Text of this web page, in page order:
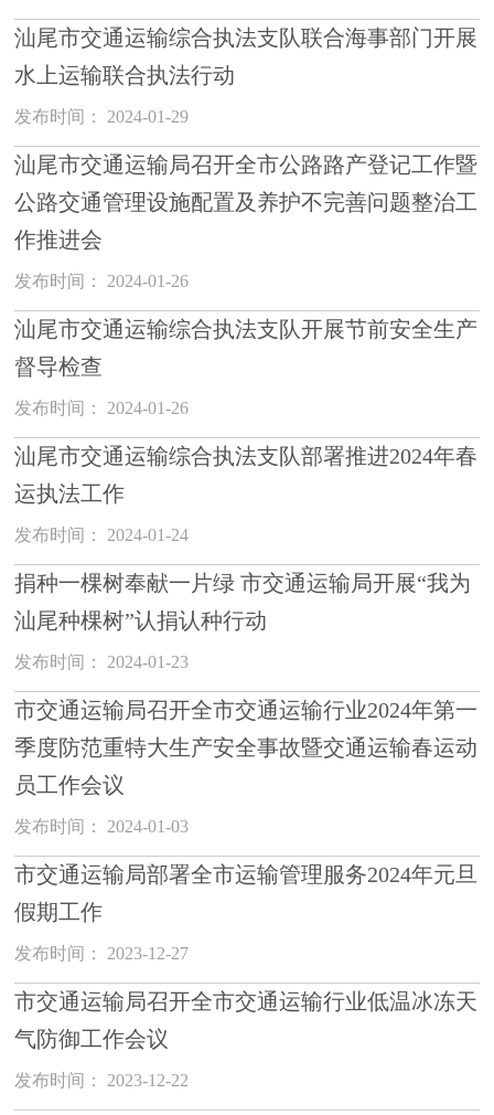
汕尾市交通运输综合执法支队联合海事部门开展
水上运输联合执法行动
发布时间： 2024-01-29
汕尾市交通运输局召开全市公路路产登记工作暨
公路交通管理设施配置及养护不完善问题整治工
作推进会
发布时间： 2024-01-26
汕尾市交通运输综合执法支队开展节前安全生产
督导检查
发布时间： 2024-01-26
汕尾市交通运输综合执法支队部署推进2024年春
运执法工作
发布时间： 2024-01-24
捐种一棵树奉献一片绿 市交通运输局开展“我为
汕尾种棵树”认捐认种行动
发布时间： 2024-01-23
市交通运输局召开全市交通运输行业2024年第一
季度防范重特大生产安全事故暨交通运输春运动
员工作会议
发布时间： 2024-01-03
市交通运输局部署全市运输管理服务2024年元旦
假期工作
发布时间： 2023-12-27
市交通运输局召开全市交通运输行业低温冰冻天
气防御工作会议
发布时间： 2023-12-22